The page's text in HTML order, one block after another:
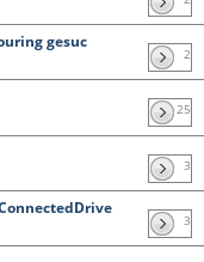
gesuc
2
25
3
3